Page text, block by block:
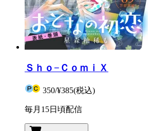
Ｓｈｏ−ＣｏｍｉＸ
350/¥385(税込)
毎月15日頃配信